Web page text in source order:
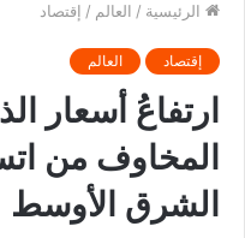
الرئيسية / العالم / إقتصاد
إقتصاد العالم
ارتفاعُ أسعار
المخاوف من
الشرق الأوسط